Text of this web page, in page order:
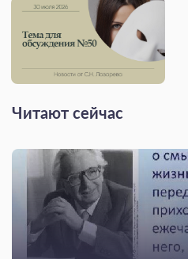
Читают сейчас